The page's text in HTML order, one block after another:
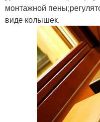
монтажной
виде колышек.